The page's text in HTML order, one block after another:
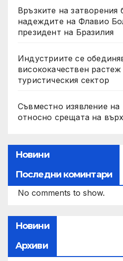
Връзките на затворения
надеждите на Флавио
президент на Бразилия
Индустриите се
висококачествен
туристическия сектор
Съвместно изявление на
относно срещата на
Новини
Последни коминтари
No comments to show.
Новини
Архиви